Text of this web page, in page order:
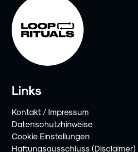
Links
Kontakt / Impressum
Datenschutzhinweise
Cookie Einstellungen
Haftungsausschluss (Disclaimer)